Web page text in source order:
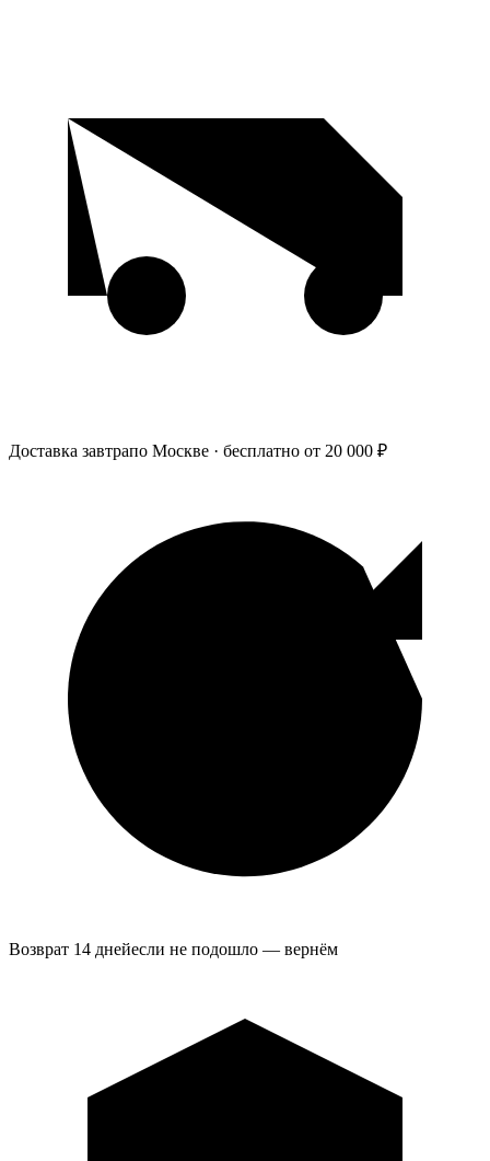
Доставка завтрапо Москве · бесплатно от 20 000 ₽
Возврат 14 днейесли не подошло — вернём